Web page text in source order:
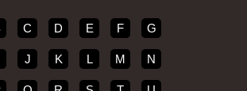
C D E F G
J K L M N